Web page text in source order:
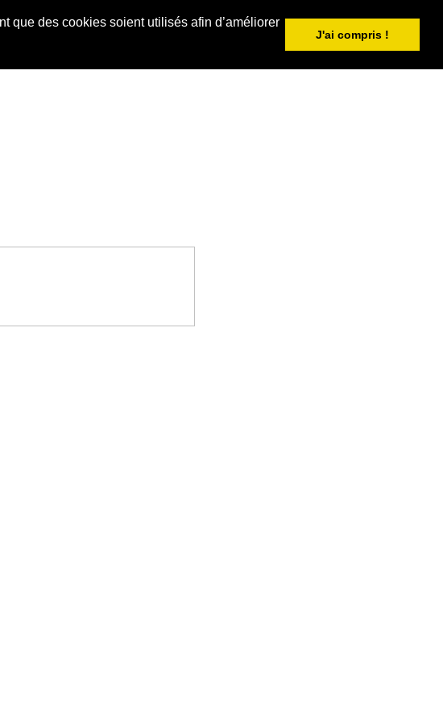
que des cookies soient utilisés afin d’améliorer
J'ai compris !